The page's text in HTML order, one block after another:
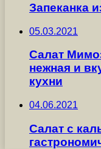
Запеканка
05.03.2021
Салат
нежная и
кухни
04.06.2021
Салат с